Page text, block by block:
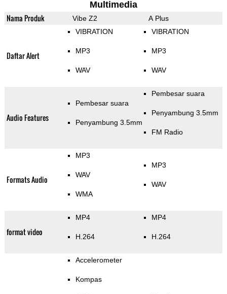
Multimedia
Nama Produk Vibe Z2 A Plus
Daftar Alert
VIBRATION
MP3
WAV
VIBRATION
MP3
WAV
Audio Features
Pembesar suara
Penyambung 3.5mm
Pembesar suara
Penyambung 3.5mm
FM Radio
Formats Audio
MP3
WAV
WMA
MP3
WAV
format video
MP4
H.264
MP4
H.264
Accelerometer
Kompas